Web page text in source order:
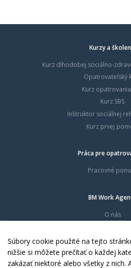
Kurzy a
Kurz dlhodobej sociálno-
Opatrovateľský
Kurz
Kurz SBS
Inštruktor sociálnej
Kurz prvej
Práca pre
Pracovné
BM Work
O nás
Dokumenty
Kontakty
Súbory cookie použité na tejto
nižšie si môžete prečítať o každej
zakázať niektoré alebo všetky z nich.